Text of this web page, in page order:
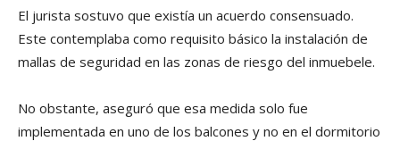
El jurista sostuvo que existía un acuerdo consensuado.
Este contemplaba como requisito básico la instalación de
mallas de seguridad en las zonas de riesgo del inmuebele.
No obstante, aseguró que esa medida solo fue
implementada en uno de los balcones y no en el dormitorio